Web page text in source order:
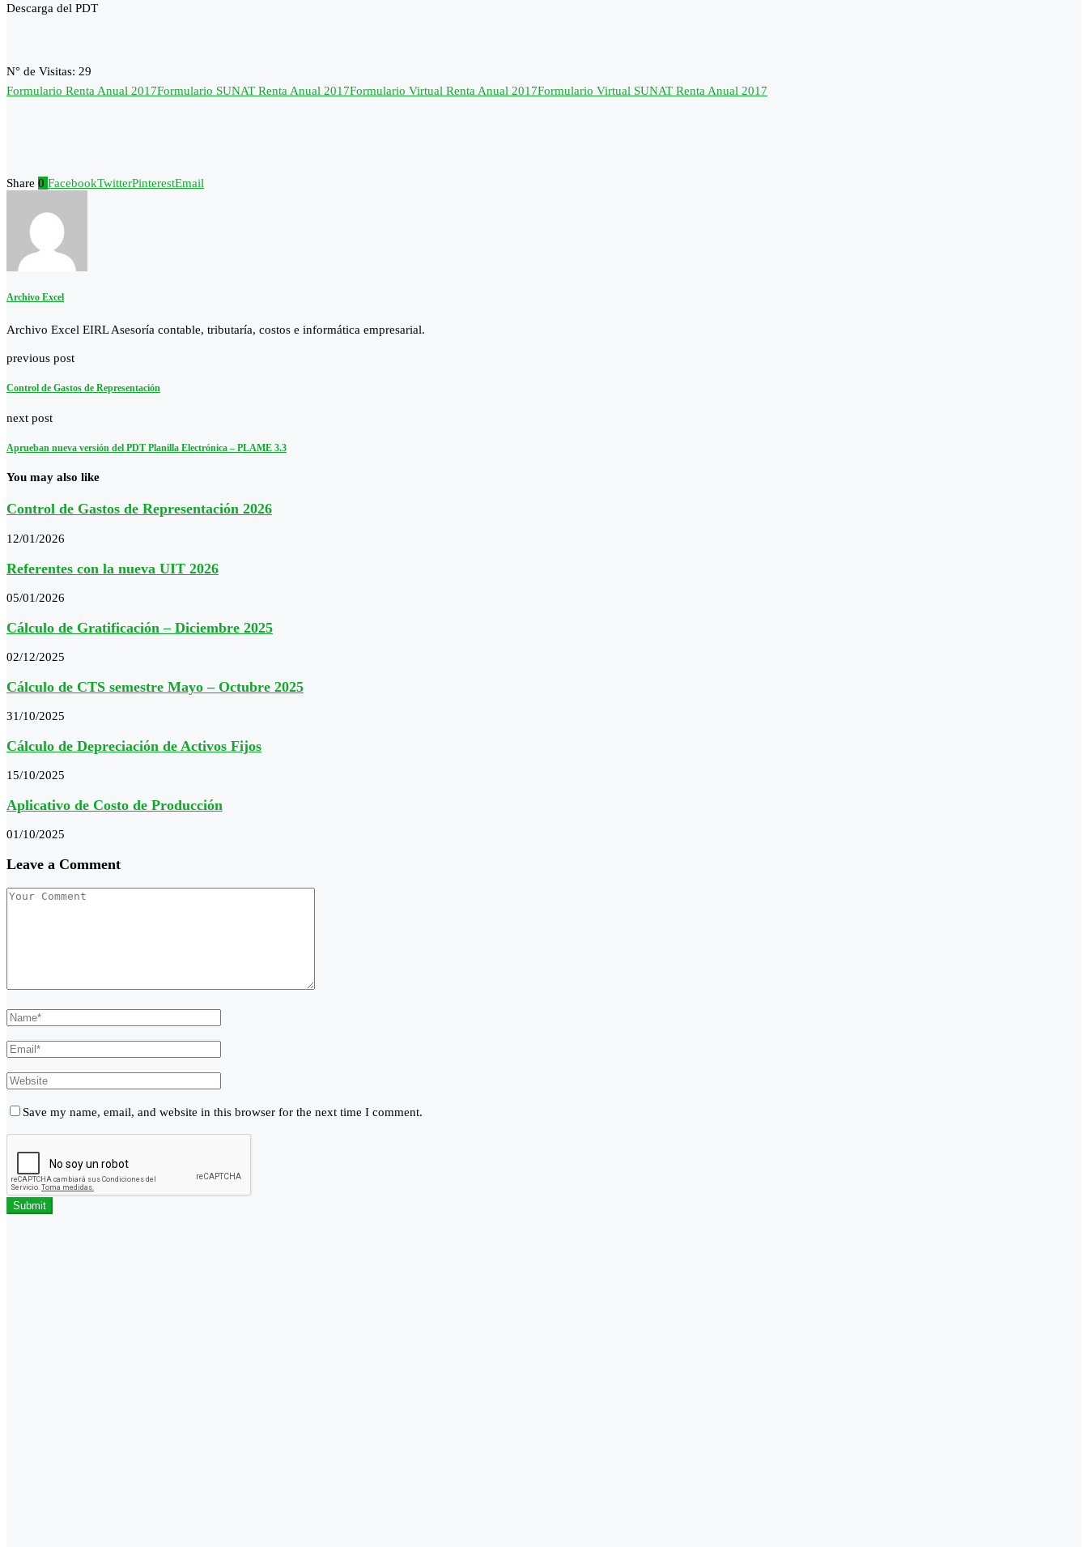
Descarga del PDT
N° de Visitas: 29
Formulario Renta Anual 2017Formulario SUNAT Renta Anual 2017Formulario Virtual Renta Anual 2017Formulario Virtual SUNAT Renta Anual 2017
Share 0 FacebookTwitterPinterestEmail
Archivo Excel
Archivo Excel EIRL Asesoría contable, tributaría, costos e informática empresarial.
previous post
Control de Gastos de Representación
next post
Aprueban nueva versión del PDT Planilla Electrónica – PLAME 3.3
You may also like
Control de Gastos de Representación 2026
12/01/2026
Referentes con la nueva UIT 2026
05/01/2026
Cálculo de Gratificación – Diciembre 2025
02/12/2025
Cálculo de CTS semestre Mayo – Octubre 2025
31/10/2025
Cálculo de Depreciación de Activos Fijos
15/10/2025
Aplicativo de Costo de Producción
01/10/2025
Leave a Comment
Save my name, email, and website in this browser for the next time I comment.